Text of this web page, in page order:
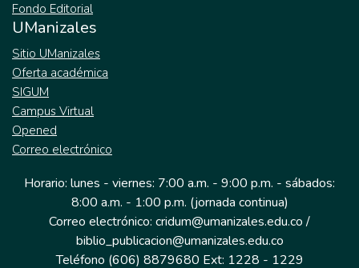
Fondo Editorial
UManizales
Sitio UManizales
Oferta académica
SIGUM
Campus Virtual
Opened
Correo electrónico
Horario: lunes - viernes: 7:00 a.m. - 9:00 p.m. - sábados:
8:00 a.m. - 1:00 p.m. (jornada continua)
Correo electrónico: cridum@umanizales.edu.co /
biblio_publicacion@umanizales.edu.co
Teléfono (606) 8879680 Ext: 1228 - 1229